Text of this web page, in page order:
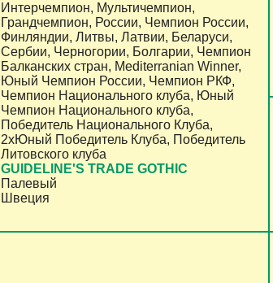
Интерчемпион, Мультичемпион,
Грандчемпион, России, Чемпион России,
Финляндии, Литвы, Латвии, Беларуси,
Сербии, Черногории, Болгарии, Чемпион
Балканских стран, Mediterranian Winner,
Юный Чемпион России, Чемпион РКФ,
Чемпион Национального клуба, Юный
Чемпион Национального клуба,
Победитель Национального Клуба,
2хЮный Победитель Клуба, Победитель
Литовского клуба
GUIDELINE'S TRADE GOTHIC
Палевый
Швеция